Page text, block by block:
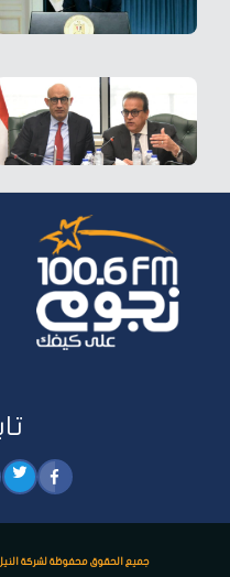
جميع الحقوق محفوظة لشركة النيل